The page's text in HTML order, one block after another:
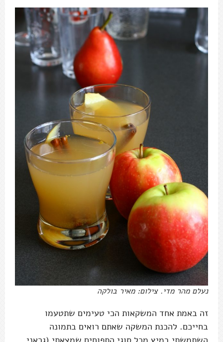
נעלם מהר מדי. צילום: מאיר בולקה
זה באמת אחד המשקאות הכי טעימים שתטעמו
בחייכם. להכנת המשקה שאתם רואים בתמונה